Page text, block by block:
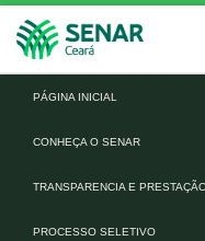
Skip to content
PÁGINA INICIAL
CONHEÇA O SENAR
TRANSPARENCIA E
PROCESSO SELETIVO